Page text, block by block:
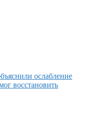
ослабление
восстановить